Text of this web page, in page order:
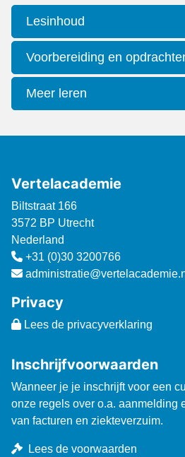
Lesinhoud
Voorbereiding en
Meer leren
Vertelacademie
Biltstraat 166
3572 BP Utrecht
Nederland
+31 (0)30 3200766
Privacy
Lees de privacyverklaring
Inschrijfvoorwaarden
Wanneer je je inschrijft voor een
onze regels over o.a. aanmelding
van facturen en ziekteverzuim.
Lees de voorwaarden